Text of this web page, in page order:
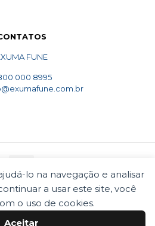
lo na navegação e analisar
a usar este site, você
o uso de cookies.
Aceitar
FUNE
000 8995
direitos reservados- Ligue
de ossos em todo o Brasil.
Politica de privacidade